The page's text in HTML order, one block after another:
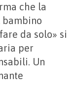
che la
da solo» si
per
Un